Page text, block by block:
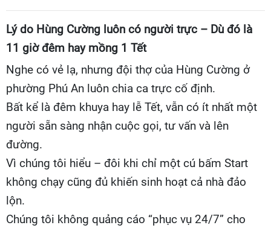
Lý do Hùng Cường luôn có người trực – Dù đó là
11 giờ đêm hay mồng 1 Tết
Nghe có vẻ lạ, nhưng đội thợ của Hùng Cường ở
phường Phú An luôn chia ca trực cố định.
Bất kể là đêm khuya hay lễ Tết, vẫn có ít nhất một
người sẵn sàng nhận cuộc gọi, tư vấn và lên
đường.
Vì chúng tôi hiểu – đôi khi chỉ một cú bấm Start
không chạy cũng đủ khiến sinh hoạt cả nhà đảo
lộn.
Chúng tôi không quảng cáo “phục vụ 24/7” cho